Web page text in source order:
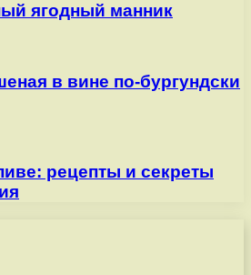
ягодный манник
в вине по-бургундски
рецепты и секреты